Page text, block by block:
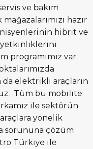
ve bakım
hazır
hibrit ve
programımız var.
da elektrikli araçların
Tüm bu mobilite
ile sektörün
yönelik
sorununa çözüm
Türkiye ile